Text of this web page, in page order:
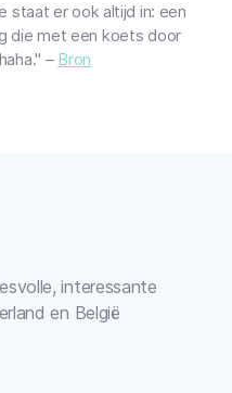
staat er ook altijd in: een
die met een koets door
– Bron
interessante
en België